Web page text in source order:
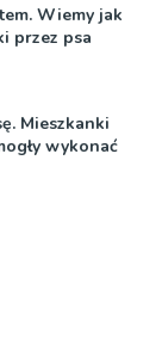
Wiemy jak
przez psa
Mieszkanki
wykonać